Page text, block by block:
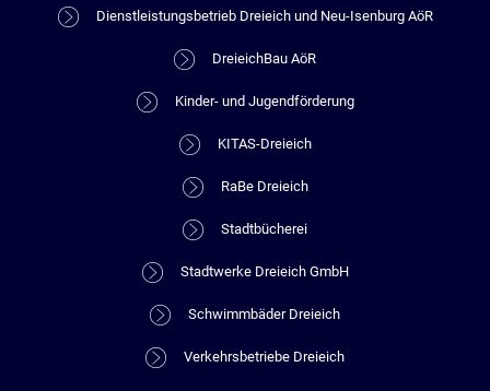
Dienstleistungsbetrieb Dreieich und Neu-Isenburg AöR
DreieichBau AöR
Kinder- und Jugendförderung
KITAS-Dreieich
RaBe Dreieich
Stadtbücherei
Stadtwerke Dreieich GmbH
Schwimmbäder Dreieich
Verkehrsbetriebe Dreieich